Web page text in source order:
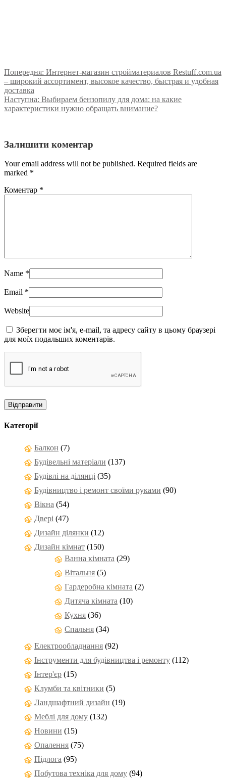
Попередня: Интернет-магазин стройматериалов Restuff.com.ua
– широкий ассортимент, высокое качество, быстрая и удобная
доставка
Наступна: Выбираем бензопилу для дома: на какие
характеристики нужно обращать внимание?
Залишити коментар
Your email address will not be published. Required fields are
marked *
Коментар *
Name *
Email *
Website
Зберегти моє ім'я, e-mail, та адресу сайту в цьому браузері
для моїх подальших коментарів.
Категорії
Балкон (7)
Будівельні матеріали (137)
Будівлі на ділянці (35)
Будівництво і ремонт своїми руками (90)
Вікна (54)
Двері (47)
Дизайн ділянки (12)
Дизайн кімнат (150)
Ванна кімната (29)
Вітальня (5)
Гардеробна кімната (2)
Дитяча кімната (10)
Кухня (36)
Спальня (34)
Електрообладнання (92)
Інструменти для будівництва і ремонту (112)
Інтер'єр (15)
Клумби та квітники (5)
Ландшафтний дизайн (19)
Меблі для дому (132)
Новини (15)
Опалення (75)
Підлога (95)
Побутова техніка для дому (94)